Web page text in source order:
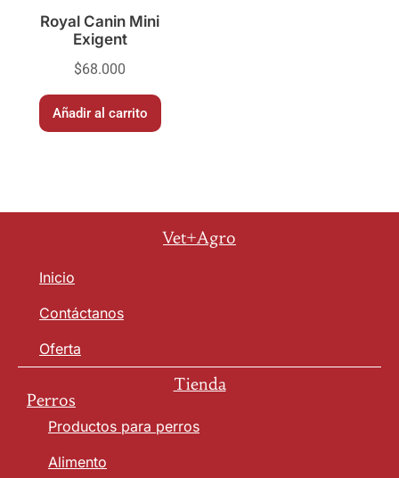
Royal Canin Mini
Exigent
$68.000
Añadir al carrito
Vet+Agro
Inicio
Contáctanos
Oferta
Tienda
Perros
Productos para perros
Alimento